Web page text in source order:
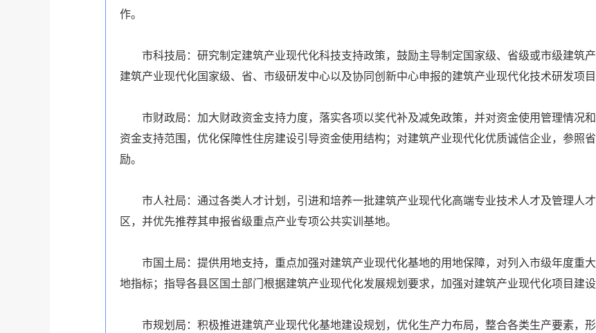
作。
市科技局：研究制定建筑产业现代化科技支持政策，鼓励主导制定国家级、省级或市级建筑
建筑产业现代化国家级、省、市级研发中心以及协同创新中心申报的建筑产业现代化技术研发项目
市财政局：加大财政资金支持力度，落实各项以奖代补及减免政策，并对资金使用管理情况
资金支持范围，优化保障性住房建设引导资金使用结构；对建筑产业现代化优质诚信企业，参照
励。
市人社局：通过各类人才计划，引进和培养一批建筑产业现代化高端专业技术人才及管理人
区，并优先推荐其申报省级重点产业专项公共实训基地。
市国土局：提供用地支持，重点加强对建筑产业现代化基地的用地保障，对列入市级年度重
地指标；指导各县区国土部门根据建筑产业现代化发展规划要求，加强对建筑产业现代化项目建设
市规划局：积极推进建筑产业现代化基地建设规划，优化生产力布局，整合各类生产要素，